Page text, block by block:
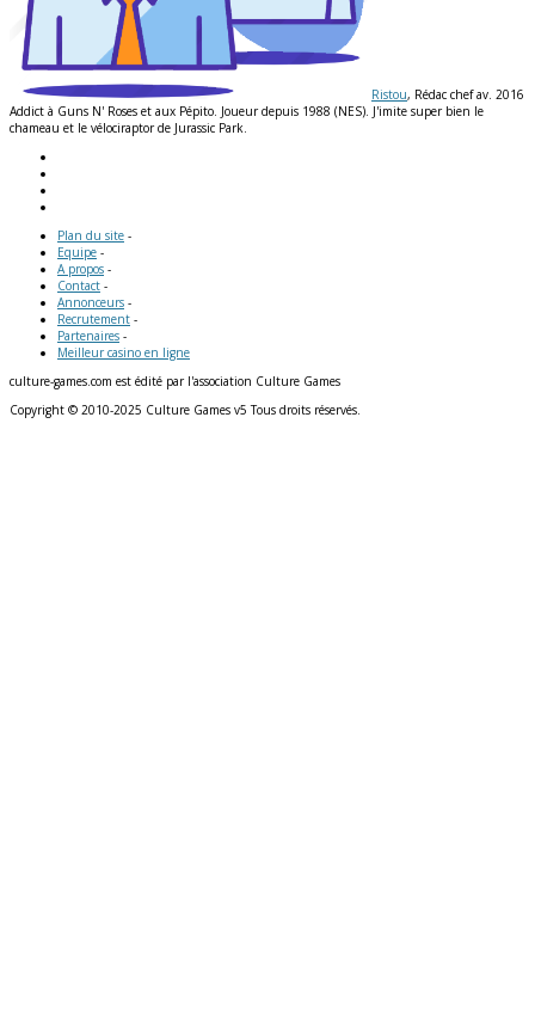
Ristou, Rédac chef av. 2016
Addict à Guns N' Roses et aux Pépito. Joueur depuis 1988 (NES). J'imite super bien le
chameau et le vélociraptor de Jurassic Park.
Plan du site -
Equipe -
A propos -
Contact -
Annonceurs -
Recrutement -
Partenaires -
Meilleur casino en ligne
culture-games.com est édité par l'association Culture Games
Copyright © 2010-2025 Culture Games v5 Tous droits réservés.